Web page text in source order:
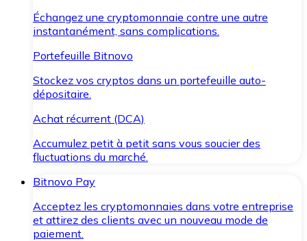
Échangez une cryptomonnaie contre une autre
instantanément, sans complications.
Portefeuille Bitnovo
Stockez vos cryptos dans un portefeuille auto-
dépositaire.
Achat récurrent (DCA)
Accumulez petit à petit sans vous soucier des
fluctuations du marché.
Bitnovo Pay
Acceptez les cryptomonnaies dans votre entreprise
et attirez des clients avec un nouveau mode de
paiement.